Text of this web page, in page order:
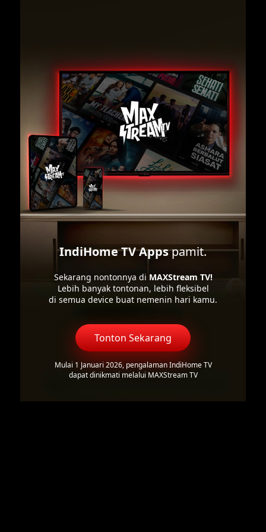
IndiHome TV Appspamit.
Sekarang nontonnya di MAXStream TV!
Lebih banyak tontonan, lebih fleksibel
di semua device buat nemenin hari kamu.
Tonton Sekarang
Mulai 1 Januari 2026, pengalaman IndiHome TV
dapat dinikmati melalui MAXStream TV